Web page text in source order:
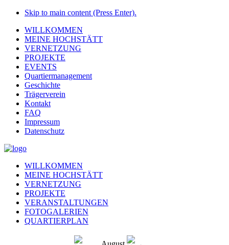
Skip to main content (Press Enter).
WILLKOMMEN
MEINE HOCHSTÄTT
VERNETZUNG
PROJEKTE
EVENTS
Quartiermanagement
Geschichte
Trägerverein
Kontakt
FAQ
Impressum
Datenschutz
WILLKOMMEN
MEINE HOCHSTÄTT
VERNETZUNG
PROJEKTE
VERANSTALTUNGEN
FOTOGALERIEN
QUARTIERPLAN